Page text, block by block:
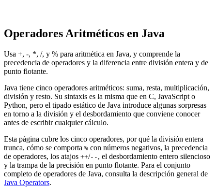
Operadores Aritméticos en Java
Usa +, -, *, /, y % para aritmética en Java, y comprende la
precedencia de operadores y la diferencia entre división entera y de
punto flotante.
Java tiene cinco operadores aritméticos: suma, resta, multiplicación,
división y resto. Su sintaxis es la misma que en C, JavaScript o
Python, pero el tipado estático de Java introduce algunas sorpresas
en torno a la división y el desbordamiento que conviene conocer
antes de escribir cualquier cálculo.
Esta página cubre los cinco operadores, por qué la división entera
trunca, cómo se comporta % con números negativos, la precedencia
de operadores, los atajos ++/-- , el desbordamiento entero silencioso
y la trampa de la precisión en punto flotante. Para el conjunto
completo de operadores de Java, consulta la descripción general de
Java Operators.